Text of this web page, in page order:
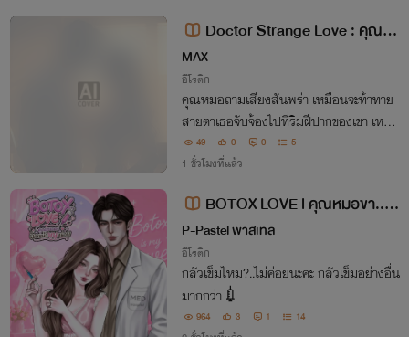
Doctor Strange Love : คุณห
มอที่รัก
MAX
อีโรติก
คุณหมอถามเสียงสั่นพร่า เหมือนจะท้าทาย
สายตาเธอจับจ้องไปที่ริมฝีปากของเขา เหมือ
นต้องการอะไรบางอย่าง แล้วมองขึ้นมามอง
ตาเขาอีกครั้ง เหมือนอ้อนวอน เอกไม่รอช้า เ
49 0 0 5
1 ชั่วโมงที่แล้ว
BOTOX LOVE l คุณหมอขา..ฉี
ดหน้าหนูหน่อย
P-Pastel พาสเทล
อีโรติก
กลัวเข็มไหม?..ไม่ค่อยนะคะ กลัวเข็มอย่างอื่น
มากกว่า💉
964 3 1 14